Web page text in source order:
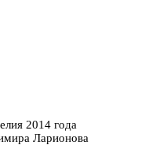
2014 года
Ларионова